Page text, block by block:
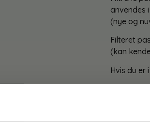
anvendes
(nye og
Filteret
(kan
Hvis du er
i følgende